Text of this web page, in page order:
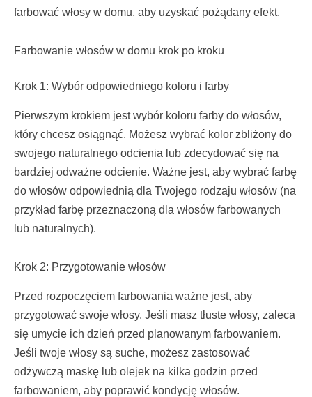
farbować włosy w domu, aby uzyskać pożądany efekt.
Farbowanie włosów w domu krok po kroku
Krok 1: Wybór odpowiedniego koloru i farby
Pierwszym krokiem jest wybór koloru farby do włosów,
który chcesz osiągnąć. Możesz wybrać kolor zbliżony do
swojego naturalnego odcienia lub zdecydować się na
bardziej odważne odcienie. Ważne jest, aby wybrać farbę
do włosów odpowiednią dla Twojego rodzaju włosów (na
przykład farbę przeznaczoną dla włosów farbowanych
lub naturalnych).
Krok 2: Przygotowanie włosów
Przed rozpoczęciem farbowania ważne jest, aby
przygotować swoje włosy. Jeśli masz tłuste włosy, zaleca
się umycie ich dzień przed planowanym farbowaniem.
Jeśli twoje włosy są suche, możesz zastosować
odżywczą maskę lub olejek na kilka godzin przed
farbowaniem, aby poprawić kondycję włosów.